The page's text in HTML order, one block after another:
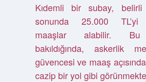
Kıdemli bir subay,
sonunda 25.000 TL’yi
maaşlar alabilir. Bu
bakıldığında, askerlik
güvencesi ve maaş
cazip bir yol gibi